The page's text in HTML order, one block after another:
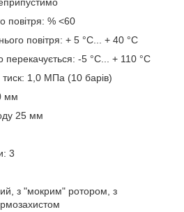
повітря: % <60
повітря: + 5 °С... + 40 °С
перекачується: -5 °С... + 110 °С
1,0 МПа (10 барів)
мм
25 мм
3
з "мокрим" ротором, з